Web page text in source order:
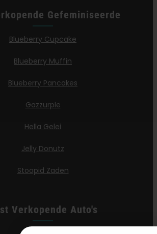
Gefeminiseerde
Blueberry Cupcake
Blueberry Muffin
Blueberry Pancakes
Gazzurple
Hella Gelei
Jelly Donutz
Stoopid Zaden
Verkopende Auto's